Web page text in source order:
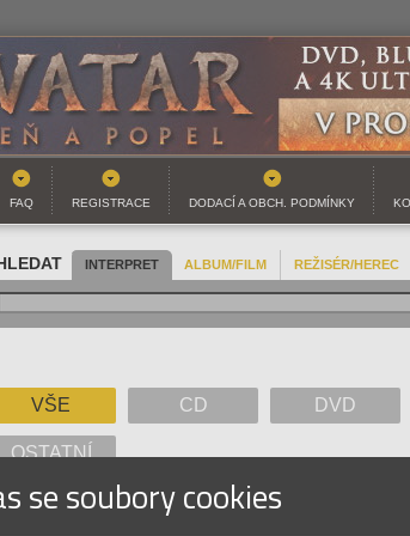
FAQ REGISTRACE DODACÍ A OBCH. PODMÍNKY
HLEDAT INTERPRET ALBUM/FILM REŽISÉR/HEREC
VŠE CD DVD
OSTATNÍ
G
se soubory cookies